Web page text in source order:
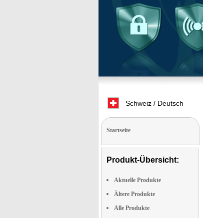
Schweiz / Deutsch
Startseite
Produkt-Übersicht:
Aktuelle Produkte
Ältere Produkte
Alle Produkte